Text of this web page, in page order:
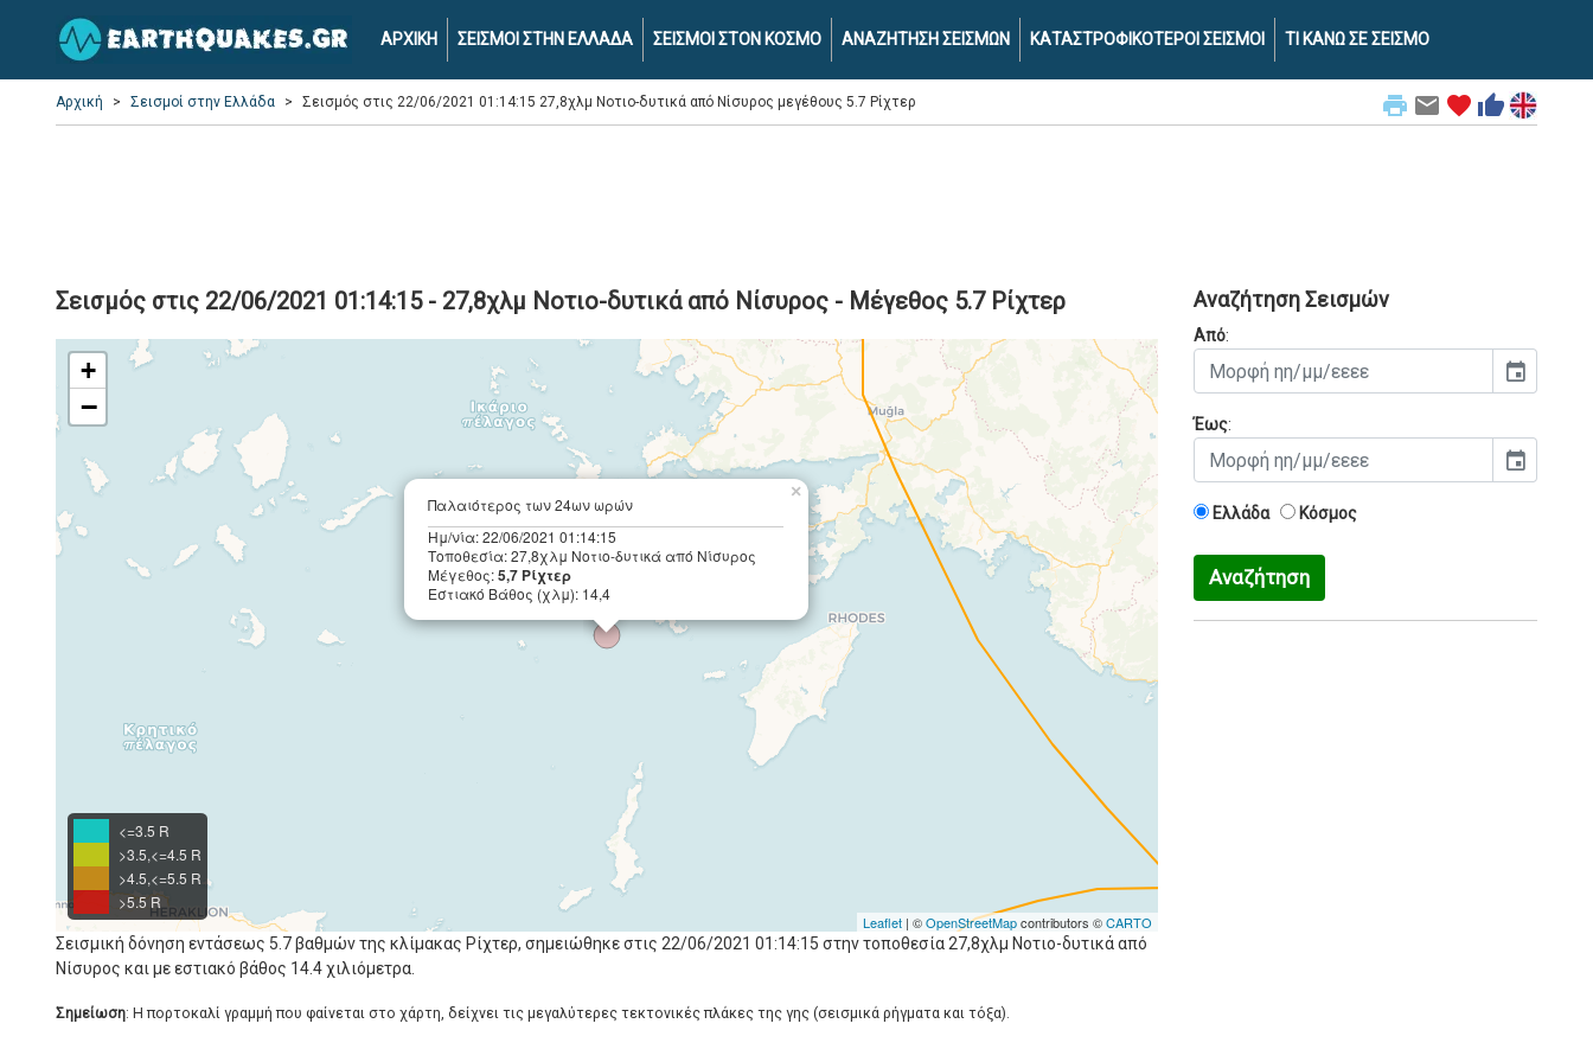
ΑΡΧΙΚΗ ΣΕΙΣΜΟΙ ΣΤΗΝ ΕΛΛΑΔΑ ΣΕΙΣΜΟΙ ΣΤΟΝ ΚΟΣΜΟ ΑΝΑΖΗΤΗΣΗ ΣΕΙΣΜΩΝ ΚΑΤΑΣΤΡΟΦΙΚΟΤΕΡΟΙ ΣΕΙΣΜΟΙ ΤΙ ΚΑΝΩ ΣΕ ΣΕΙΣΜΟ
print email favorite thumb_up
Αρχική Σεισμοί στην Ελλάδα Σεισμός στις 22/06/2021 01:14:15 27,8χλμ Νοτιο-δυτικά από Νίσυρος μεγέθους 5.7 Ρίχτερ
Σεισμός στις 22/06/2021 01:14:15 - 27,8χλμ Νοτιο-δυτικά από Νίσυρος - Μέγεθος 5.7 Ρίχτερ
Παλαιότερος των 24ων ωρών
Ημ/νία: 22/06/2021 01:14:15
Τοποθεσία: 27,8χλμ Νοτιο-δυτικά από Νίσυρος
Μέγεθος:5,7 Ρίχτερ
Εστιακό Βάθος (χλμ): 14,4
×
+
−
<=3.5 R
>3.5,<=4.5 R
>4.5,<=5.5 R
>5.5 R
Leaflet | ©OpenStreetMapcontributors ©CARTO
Σεισμική δόνηση εντάσεως 5.7 βαθμών της κλίμακας Ρίχτερ, σημειώθηκε στις 22/06/2021 01:14:15 στην τοποθεσία 27,8χλμ Νοτιο-δυτικά από
Νίσυρος και με εστιακό βάθος 14.4 χιλιόμετρα.
Σημείωση: Η πορτοκαλί γραμμή που φαίνεται στο χάρτη, δείχνει τις μεγαλύτερες τεκτονικές πλάκες της γης (σεισμικά ρήγματα και τόξα).
Αναζήτηση Σεισμών
Από:
event
Έως:
event
Ελλάδα Κόσμος
Αναζήτηση